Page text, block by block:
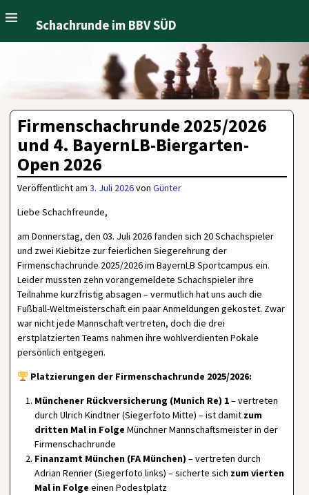
Schachrunde im BBV SÜD
Firmenschachrunde 2025/2026
und 4. BayernLB-Biergarten-
Open 2026
Veröffentlicht am3. Juli 2026vonGünter
Liebe Schachfreunde,
am Donnerstag, den 03. Juli 2026 fanden sich 20 Schachspieler
und zwei Kiebitze zur feierlichen Siegerehrung der
Firmenschachrunde 2025/2026 im BayernLB Sportcampus ein.
Leider mussten zehn vorangemeldete Schachspieler ihre
Teilnahme kurzfristig absagen – vermutlich hat uns auch die
Fußball-Weltmeisterschaft ein paar Anmeldungen gekostet. Zwar
war nicht jede Mannschaft vertreten, doch die drei
erstplatzierten Teams nahmen ihre wohlverdienten Pokale
persönlich entgegen.
Platzierungen der Firmenschachrunde 2025/2026:
Münchener Rückversicherung (Munich Re) 1– vertreten
durch Ulrich Kindtner (Siegerfoto Mitte) – ist damit zum
dritten Mal in Folge Münchner Mannschaftsmeister in der
Firmenschachrunde
Finanzamt München (FA München) – vertreten durch
Adrian Renner (Siegerfoto links) – sicherte sich zum vierten
Mal in Folge einen Podestplatz